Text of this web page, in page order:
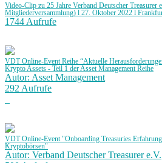
Video-Clip zu 25 Jahre Verband Deutscher Treasurer
Mitgliederversammlung) l 27. Oktober 2022 l
1744 Aufrufe
VDT Online-Event Reihe “Aktuelle
Krypto Assets - Teil 1 der Asset Management Reihe
Autor: Asset Management
292 Aufrufe
VDT Online-Event "Onboarding Treasuries
Kryptobörsen"
Autor: Verband Deutscher Treasurer e.V.